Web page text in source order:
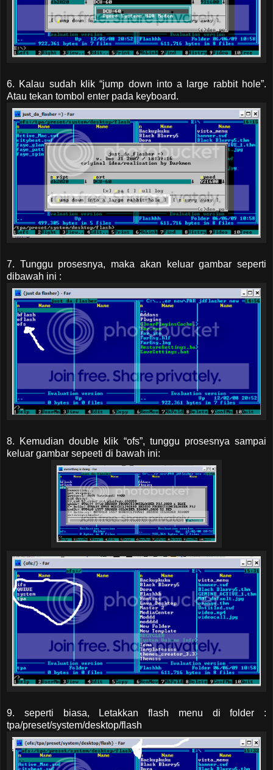
6. Kalau sudah klik “jump down into a large rabbit hole”.
Atau tekan tombol enter pada keyboard.
7. Tunggu prosesnya, maka akan keluar gambar seperti
dibawah ini :
8. Kemudian double klik “ofs”, tunggu prosesnya sampai
keluar gambar sepeeti di bawah ini:
9. seperti biasa, Letakkan flash menu di folder :
tpa/preset/system/desktop/flash